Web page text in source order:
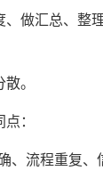
、做汇总、整
。
：
、流程重复